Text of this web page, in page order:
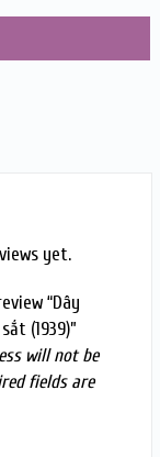
yet.
“Dây
(1939)”
will not be
fields are